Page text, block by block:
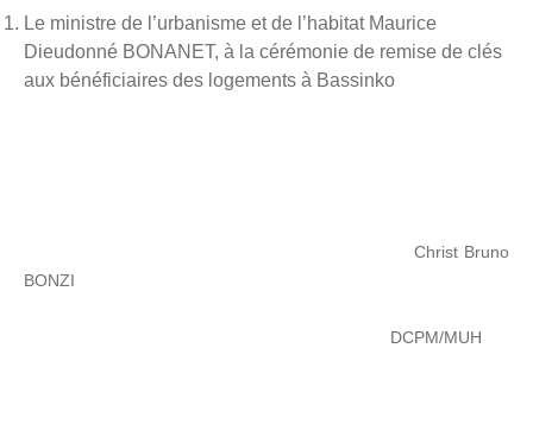
Le ministre de l’urbanisme et de l’habitat Maurice
Dieudonné BONANET, à la cérémonie de remise de clés
aux bénéficiaires des logements à Bassinko
Christ Bruno
BONZI
DCPM/MUH